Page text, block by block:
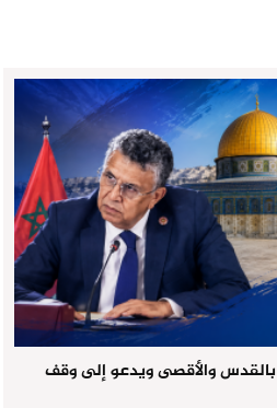
والأقصى ويدعو إلى وقف